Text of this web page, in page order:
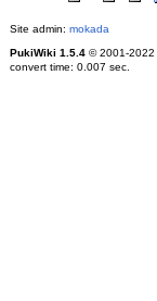
Site admin: mokada
PukiWiki 1.5.4© 2001-2022
convert time: 0.007 sec.